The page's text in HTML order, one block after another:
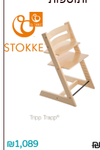
₪
₪1,089